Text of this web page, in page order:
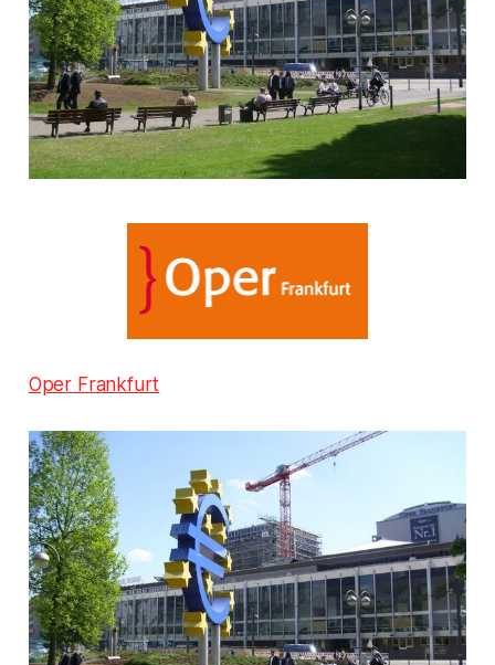
Oper Frankfurt